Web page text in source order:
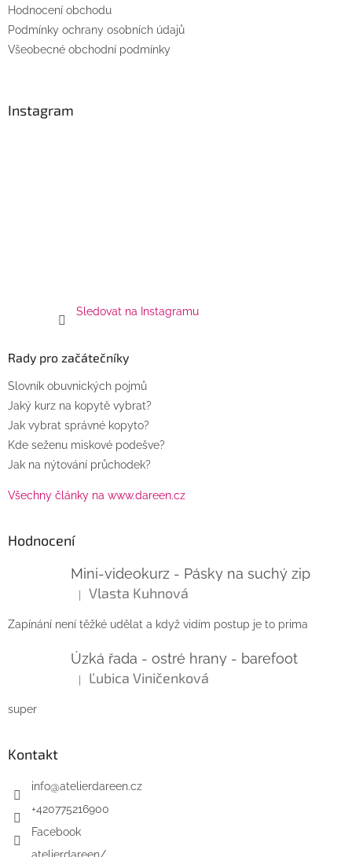
Hodnocení obchodu
Podmínky ochrany osobních údajů
Všeobecné obchodní podmínky
Instagram
Sledovat na Instagramu
Rady pro začátečníky
Slovník obuvnických pojmů
Jaký kurz na kopytě vybrat?
Jak vybrat správné kopyto?
Kde seženu miskové podešve?
Jak na nýtování průchodek?
Všechny články na www.dareen.cz
Hodnocení
Mini-videokurz - Pásky na suchý zip
Hodnocení produktu je 5 z 5 hvězdiček.
Vlasta Kuhnová
Zapínání není těžké udělat a když vidím postup je to prima
Úzká řada - ostré hrany - barefoot
Hodnocení produktu je 5 z 5 hvězdiček.
Ľubica Viničenková
super
Kontakt
info@atelierdareen.cz
+420775216900
Facebook